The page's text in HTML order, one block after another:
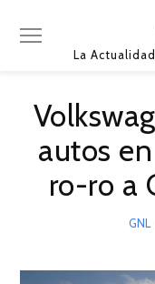
La
autos
ro-ro a
GNL